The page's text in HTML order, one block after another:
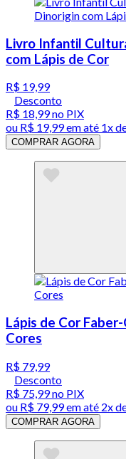
Livro Infantil
com Lápis de Cor
R$ 19,99
Desconto
R$ 18,99no PIX
ou R$ 19,99em até 1x
COMPRAR AGORA
Lápis de Cor
Cores
R$ 79,99
Desconto
R$ 75,99no PIX
ou R$ 79,99em até 2x
COMPRAR AGORA